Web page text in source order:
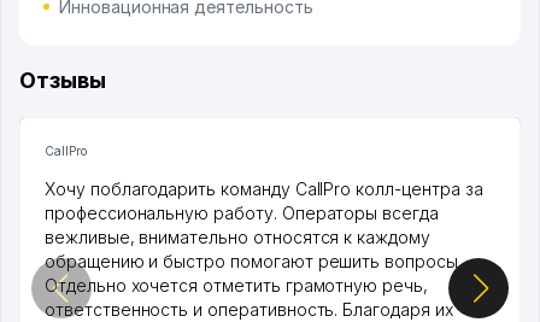
Инновационная деятельность
Отзывы
CallPro
Хочу поблагодарить команду CallPro колл-центра за
профессиональную работу. Операторы всегда
вежливые, внимательно относятся к каждому
обращению и быстро помогают решить вопросы.
Отдельно хочется отметить грамотную речь,
ответственность и оперативность. Благодаря их